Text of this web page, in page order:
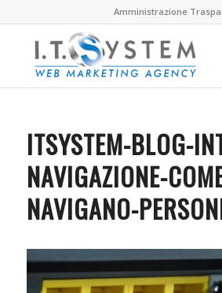
Amministrazione
ITSYSTEM-BLOG-
NAVIGAZIONE-
NAVIGANO-